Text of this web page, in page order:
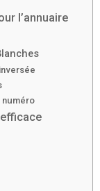
l’annuaire
numéro